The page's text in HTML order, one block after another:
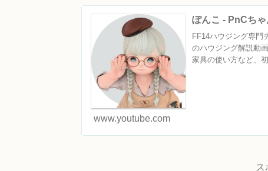
ぽんこ - PnCちゃ
FF14ハウジング専門
のハウジング解説動
家具の使い方など、
www.youtube.com
ス